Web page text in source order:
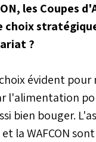
les Coupes
choix
?
évident pour
l'alimentation
bien bouger.
la WAFCON